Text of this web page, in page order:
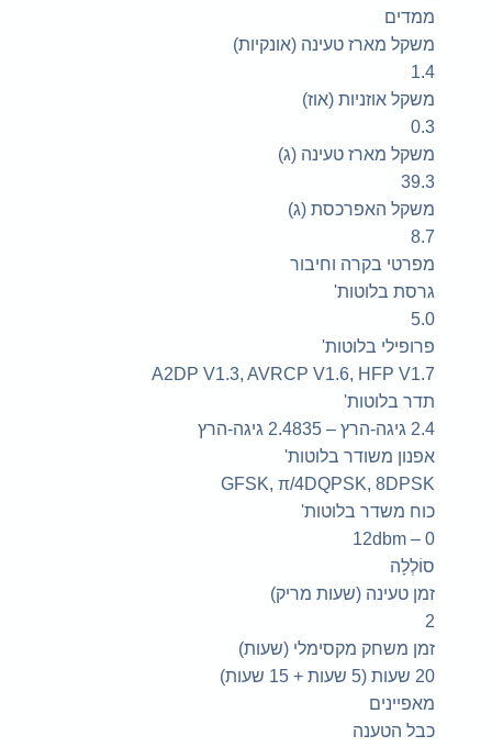
ממדים
משקל מארז טעינה (אונקיות)
1.4
משקל אוזניות (אוז)
0.3
משקל מארז טעינה (ג)
39.3
משקל האפרכסת (ג)
8.7
מפרטי בקרה וחיבור
גרסת בלוטות'
5.0
פרופילי בלוטות'
A2DP V1.3, AVRCP V1.6, HFP V1.7
תדר בלוטות'
2.4 גיגה-הרץ – 2.4835 גיגה-הרץ
אפנון משודר בלוטות'
GFSK, π/4DQPSK, 8DPSK
כוח משדר בלוטות'
0 – 12dbm
סוֹלְלָה
זמן טעינה (שעות מריק)
2
זמן משחק מקסימלי (שעות)
20 שעות (5 שעות + 15 שעות)
מאפיינים
כבל הטענה